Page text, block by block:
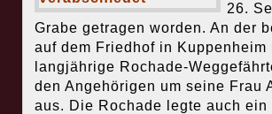
26.
Grabe getragen worden. An der
auf dem Friedhof in Kuppenheim
langjährige Rochade-
den Angehörigen um seine Frau
aus. Die Rochade legte auch